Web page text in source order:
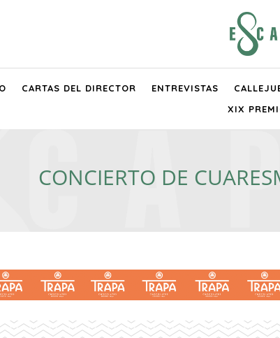
CARTAS DEL DIRECTOR ENTREVISTAS
XIX
CONCIERTO DE